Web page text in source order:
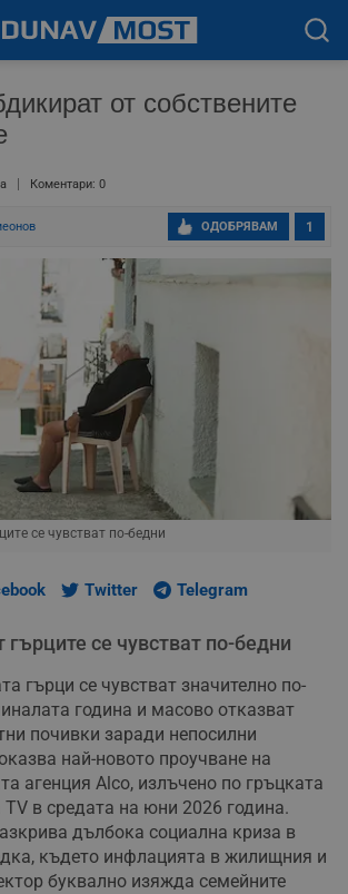
от собствените
Коментари: 0
1
ОДОБРЯВАМ
се чувстват по-бедни
Twitter Telegram
гърците се чувстват по-бедни
гърци се чувстват значително по-
година и масово отказват
почивки заради непосилни
най-новото проучване на
агенция Alco, излъчено по гръцката
TV в средата на юни 2026 година.
дълбока социална криза в
където инфлацията в жилищния и
буквално изяжда семейните